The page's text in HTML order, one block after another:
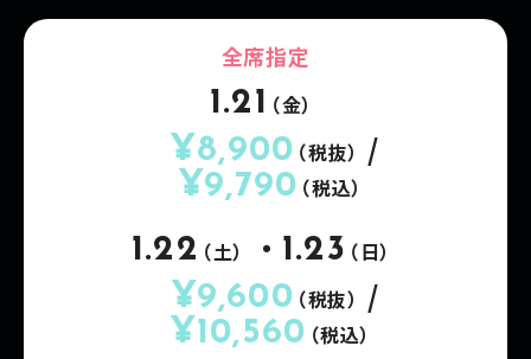
全席指定
1.21 （金）
¥8,900（税抜） /
¥9,790（税込）
1.22（土） ・ 1.23（日）
¥9,600（税抜） /
¥10,560（税込）